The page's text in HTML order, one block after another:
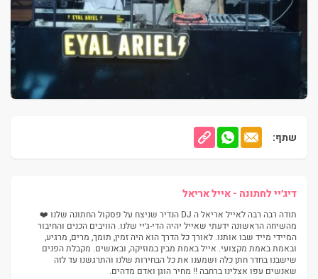
שתף:
דיג׳יי לחתונה - אייל אריאל
תודה רבה רבה לאייל אריאל ה DJ הנדיר שניצח על פסקול החתונה שלנו ❤️
מהשיחה הראשונה ידעתי שאייל יהיה הדי-ג׳יי שלנו. הוויבים הכנים והחיבור
המיידי מייד שבו אותנו. לאורך כל הדרך הוא היה זמין, תומך, מרים, מרגיע,
ובאמת באמת מקצועי. אייל באמת מבין במוזיקה, ובאנשים. מקבלת הפנים
שישבנו בחדר חתן כלה ושמענו את כל הבחירות שלנו והתרגשנו עד לזה
שאנשים עפו אצלינו ברחבה !! מחיר הוגן ואדם מדהים.